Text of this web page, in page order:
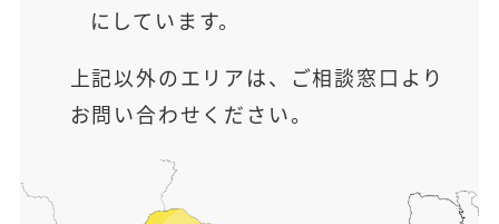
にしています。
上記以外のエリアは、ご相談窓口より
お問い合わせください。